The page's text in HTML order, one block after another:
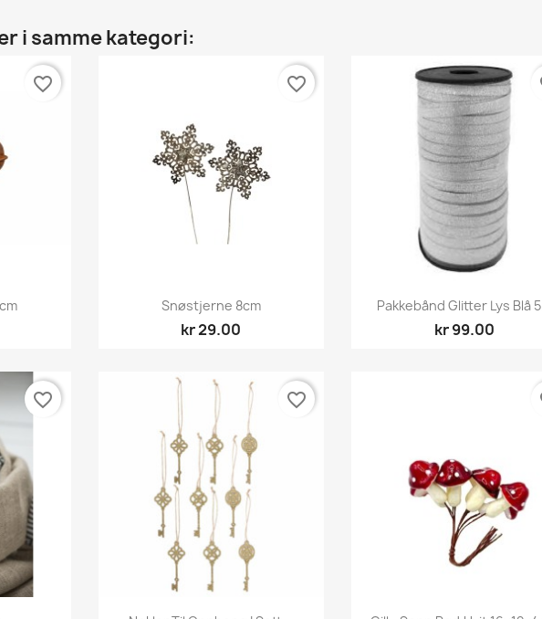
i samme kategori:
favorite_border
Hurtigvisning
Snøstjerne 8cm
kr 29.00
favorite_border
Hurtigvisning
Pakkebånd Glitter Lys Blå
kr 99.00
favorite_border favorite_border